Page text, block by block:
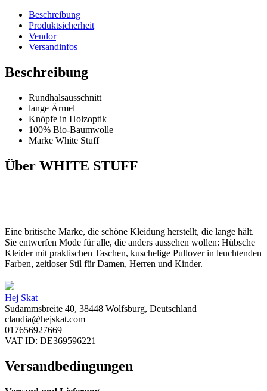
Beschreibung
Produktsicherheit
Vendor
Versandinfos
Beschreibung
Rundhalsausschnitt
lange Ärmel
Knöpfe in Holzoptik
100% Bio-Baumwolle
Marke White Stuff
Über WHITE STUFF
Eine britische Marke, die schöne Kleidung herstellt, die lange hält.
Sie entwerfen Mode für alle, die anders aussehen wollen: Hübsche
Kleider mit praktischen Taschen, kuschelige Pullover in leuchtenden
Farben, zeitloser Stil für Damen, Herren und Kinder.
Hej Skat
Sudammsbreite 40, 38448 Wolfsburg, Deutschland
claudia@hejskat.com
017656927669
VAT ID: DE369596221
Versandbedingungen